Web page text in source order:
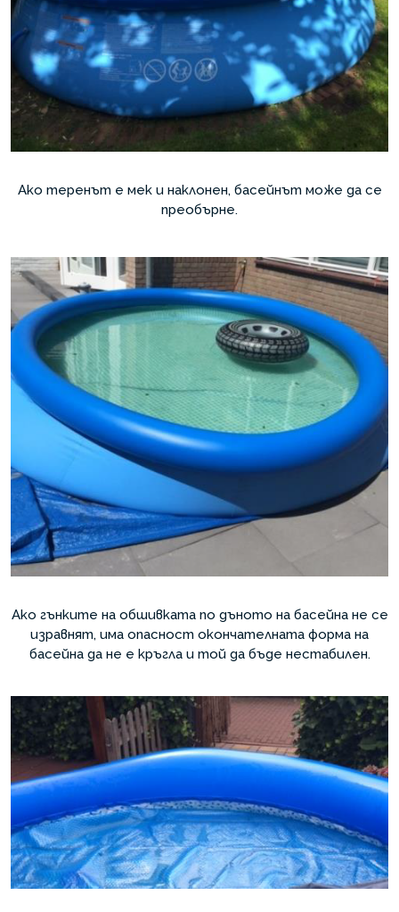
Ако теренът е мек и наклонен, басейнът може да се
преобърне.
Ако гънките на обшивката по дъното на басейна не се
изравнят, има опасност окончателната форма на
басейна да не е кръгла и той да бъде нестабилен.